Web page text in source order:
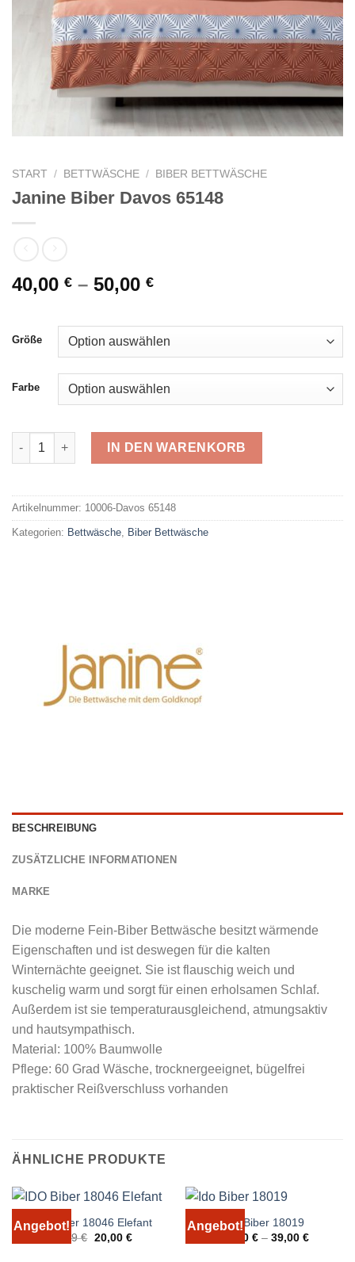
START / BETTWÄSCHE / BIBER BETTWÄSCHE
Janine Biber Davos 65148
40,00 € – 50,00 €
Größe
Farbe
Janine Biber Davos 65148 Menge
IN DEN WARENKORB
Artikelnummer: 10006-Davos 65148
Kategorien: Bettwäsche Biber Bettwäsche
BESCHREIBUNG
ZUSÄTZLICHE INFORMATIONEN
MARKE
Die moderne Fein-Biber Bettwäsche besitzt wärmende
Eigenschaften und ist deswegen für die kalten
Winternächte geeignet. Sie ist flauschig weich und
kuschelig warm und sorgt für einen erholsamen Schlaf.
Außerdem ist sie temperaturausgleichend, atmungsaktiv
und hautsympathisch.
Material: 100% Baumwolle
Pflege: 60 Grad Wäsche, trocknergeeignet, bügelfrei
praktischer Reißverschluss vorhanden
ÄHNLICHE PRODUKTE
Angebot!
IDO Biber 18046 Elefant
24,99€ Ursprünglicher
20,00 €Aktueller
Angebot!Ido Biber 18019
29,00 €– 39,00 €